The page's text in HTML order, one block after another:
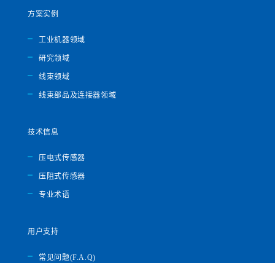
方案实例
工业机器领域
研究领域
线束领域
线束部品及连接器领域
技术信息
压电式传感器
压阻式传感器
专业术语
用户支持
常见问题(F.A.Q)